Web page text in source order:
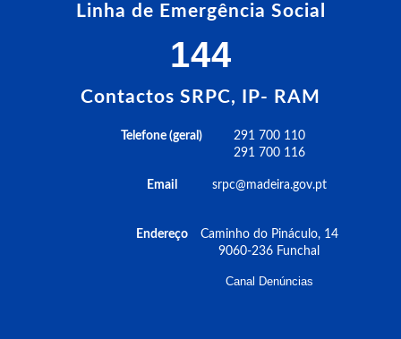
Linha de Emergência Social
144
Contactos SRPC, IP- RAM
Telefone (geral)
Email
Endereço
291 700 110
291 700 116
srpc@madeira.gov.pt
Caminho do Pináculo, 14
9060-236 Funchal
Canal Denúncias